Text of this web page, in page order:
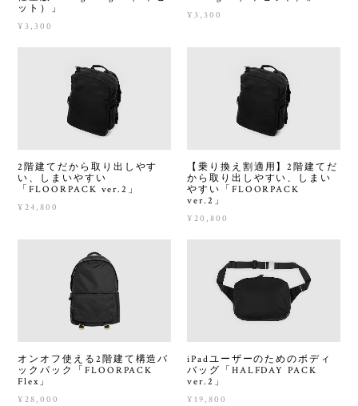
ット）」
¥3,300
¥3,300
2階建てだから取り出しやす
い、しまいやすい
「FLOORPACK ver.2」
¥24,800
【乗り換え割適用】2階建てだ
から取り出しやすい、しまい
やすい「FLOORPACK
ver.2」
¥20,800
オンオフ使える2階建て構造バ
ックパック「FLOORPACK
Flex」
¥28,000
iPadユーザーのためのボディ
バッグ「HALFDAY PACK
ver.2」
¥19,800